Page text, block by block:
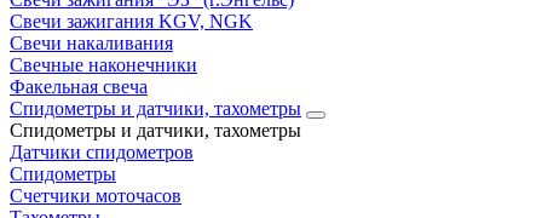
Свечи зажигания KGV, NGK
Свечи накаливания
Свечные наконечники
Факельная свеча
Спидометры и датчики, тахометры
Спидометры и датчики, тахометры
Датчики спидометров
Спидометры
Счетчики моточасов